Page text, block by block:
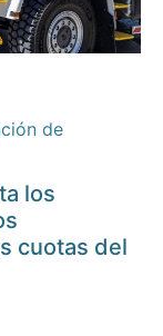
de
los
cuotas del